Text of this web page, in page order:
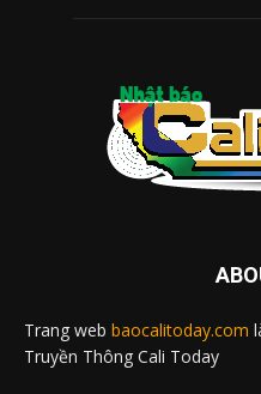
Trang web baocalitoday.com
Truyền Thông Cali Today